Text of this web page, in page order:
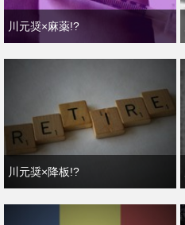
川元奨×麻薬!?
川元奨×降板!?